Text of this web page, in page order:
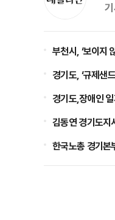
부천시, ‘보이지
경기도, ‘규제샌
경기도,장애인
김동연 경기도지
한국노총 경기본